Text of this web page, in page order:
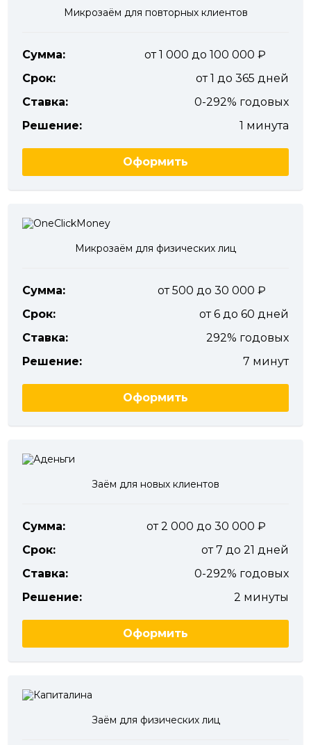
Микрозаём для повторных клиентов
Сумма:
от 1 000 до 100 000
Срок:
от 1 до 365 дней
Ставка:
0-292% годовых
Решение:
1 минута
Оформить
Микрозаём для физических лиц
Сумма:
от 500 до 30 000
Срок:
от 6 до 60 дней
Ставка:
292% годовых
Решение:
7 минут
Оформить
Заём для новых клиентов
Сумма:
от 2 000 до 30 000
Срок:
от 7 до 21 дней
Ставка:
0-292% годовых
Решение:
2 минуты
Оформить
Заём для физических лиц